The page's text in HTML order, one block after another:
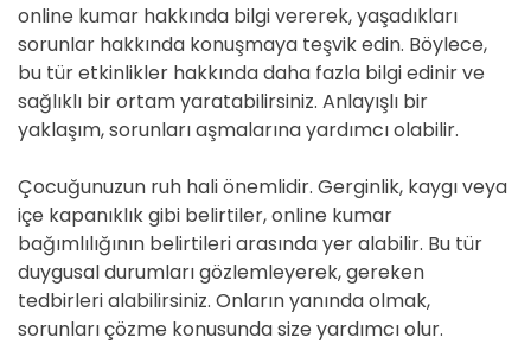
online kumar hakkında bilgi vererek, yaşadıkları
sorunlar hakkında konuşmaya teşvik edin. Böylece,
bu tür etkinlikler hakkında daha fazla bilgi edinir ve
sağlıklı bir ortam yaratabilirsiniz. Anlayışlı bir
yaklaşım, sorunları aşmalarına yardımcı olabilir.
Çocuğunuzun ruh hali önemlidir. Gerginlik, kaygı veya
içe kapanıklık gibi belirtiler, online kumar
bağımlılığının belirtileri arasında yer alabilir. Bu tür
duygusal durumları gözlemleyerek, gereken
tedbirleri alabilirsiniz. Onların yanında olmak,
sorunları çözme konusunda size yardımcı olur.